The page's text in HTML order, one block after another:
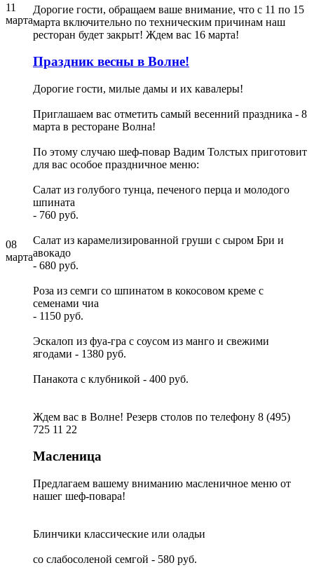
11
марта
Дорогие гости, обращаем ваше внимание, что с 11 по 15
марта включительно по техническим причинам наш
ресторан будет закрыт! Ждем вас 16 марта!
08
марта
Праздник весны в Волне!
Дорогие гости, милые дамы и их кавалеры!
Приглашаем вас отметить самый весенний праздника - 8
марта в ресторане Волна!
По этому случаю шеф-повар Вадим Толстых приготовит
для вас особое праздничное меню:
Салат из голубого тунца, печеного перца и молодого
шпината
- 760 руб.
Салат из карамелизированной груши с сыром Бри и
авокадо
- 680 руб.
Роза из семги со шпинатом в кокосовом креме с
семенами чиа
- 1150 руб.
Эскалоп из фуа-гра с соусом из манго и свежими
ягодами - 1380 руб.
Панакота с клубникой - 400 руб.
Ждем вас в Волне! Резерв столов по телефону 8 (495)
725 11 22
Масленица
Предлагаем вашему вниманию масленичное меню от
нашег шеф-повара!
Блинчики классические или оладьи
со слабосоленой семгой - 580 руб.